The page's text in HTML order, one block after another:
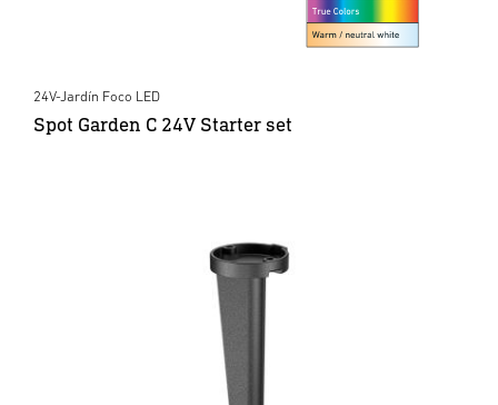
24V-Jardín Foco LED
Spot Garden C 24V Starter set